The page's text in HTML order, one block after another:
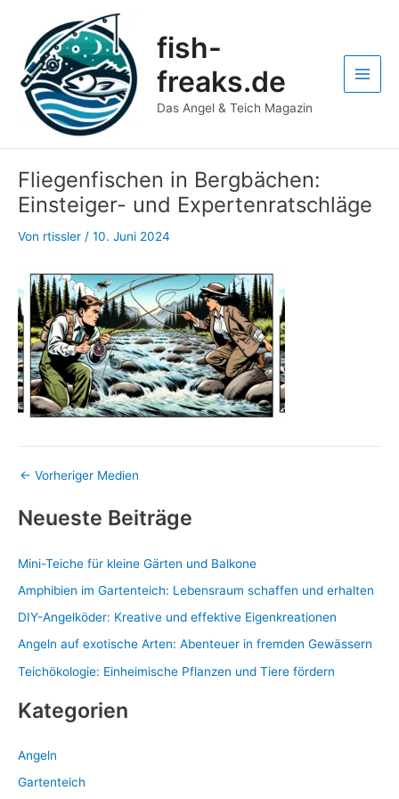
springen
fish-
freaks.de
Das Angel & Teich Magazin
Fliegenfischen in Bergbächen:
Einsteiger- und Expertenratschläge
Von rtissler / 10. Juni 2024
navigation
← Vorheriger Medien
Neueste Beiträge
Mini-Teiche für kleine Gärten und Balkone
Amphibien im Gartenteich: Lebensraum schaffen und erhalten
DIY-Angelköder: Kreative und effektive Eigenkreationen
Angeln auf exotische Arten: Abenteuer in fremden Gewässern
Teichökologie: Einheimische Pflanzen und Tiere fördern
Kategorien
Angeln
Gartenteich